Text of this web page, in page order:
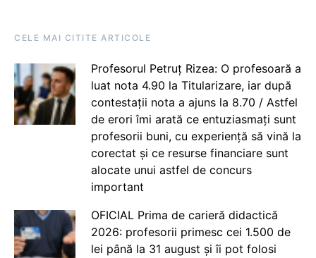
CELE MAI CITITE ARTICOLE
Profesorul Petruț Rizea: O profesoară a
luat nota 4.90 la Titularizare, iar după
contestații nota a ajuns la 8.70 / Astfel
de erori îmi arată ce entuziasmați sunt
profesorii buni, cu experiență să vină la
corectat și ce resurse financiare sunt
alocate unui astfel de concurs
important
OFICIAL Prima de carieră didactică
2026: profesorii primesc cei 1.500 de
lei până la 31 august și îi pot folosi